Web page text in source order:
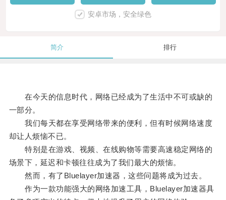
安卓市场，安全绿色
简介 排行
在今天的信息时代，网络已经成为了生活中不可或缺的
一部分。
我们每天都在享受网络带来的便利，但有时候网络速度
却让人烦恼不已。
特别是在游戏、视频、在线购物等需要高速稳定网络的
场景下，延迟和卡顿往往成为了我们最大的烦恼。
然而，有了Bluelayer加速器，这些问题将成为过去。
作为一款功能强大的网络加速工具，Bluelayer加速器具